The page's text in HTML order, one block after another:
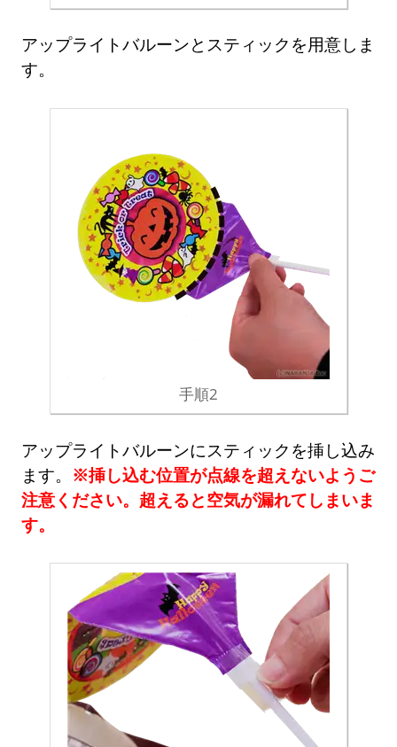
アップライトバルーンとスティックを用意しま
す。
手順2
アップライトバルーンにスティックを挿し込み
ます。 ※挿し込む位置が点線を超えないようご
注意ください。超えると空気が漏れてしまいま
す。